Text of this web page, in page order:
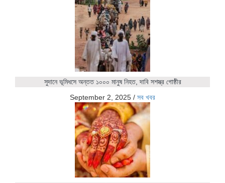
সুদানে ভূমিধসে অন্তত ১০০০ মানুষ নিহত, দাবি সশস্ত্র গোষ্ঠীর
September 2, 2025 / সব খবর